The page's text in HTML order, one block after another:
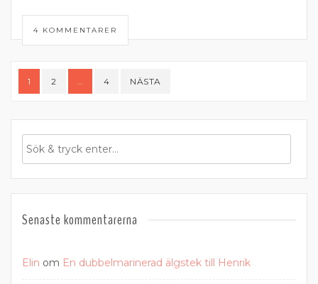
4 KOMMENTARER
Sidnumrering
för
1 2 … 4 NÄSTA
Senaste kommentarerna
Elin om En dubbelmarinerad älgstek till Henrik